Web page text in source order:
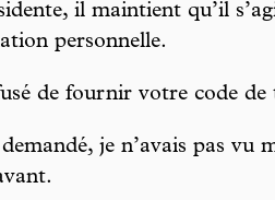
il maintient qu’il
personnelle.
de fournir votre code de
je n’avais pas vu